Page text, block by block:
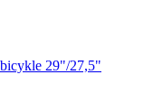
29"/27,5"